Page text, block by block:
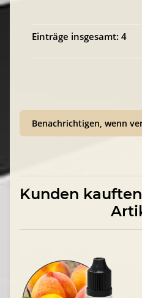
Einträge insgesamt: 4
Benachrichtigen, wenn
Kunden